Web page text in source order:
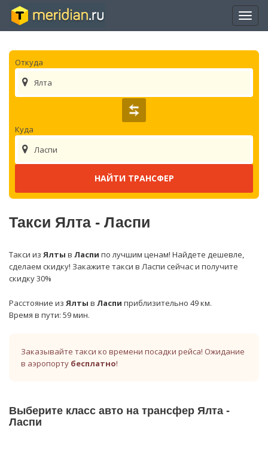
Откуда
Ялта
Куда
Ласпи
Такси Ялта - Ласпи
Такси из Ялты в Ласпи по лучшим ценам! Найдете дешевле,
сделаем скидку! Закажите такси в Ласпи сейчас и получите
скидку 30%
Расстояние из Ялты в Ласпи приблизительно 49 км.
Время в пути: 59 мин.
Заказывайте такси ко времени посадки рейса! Ожидание
в аэропорту бесплатно!
Выберите класс авто на трансфер Ялта -
Ласпи